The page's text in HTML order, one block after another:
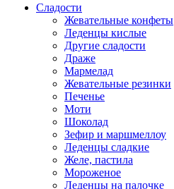
Сладости
Жевательные конфеты
Леденцы кислые
Другие сладости
Драже
Мармелад
Жевательные резинки
Печенье
Моти
Шоколад
Зефир и маршмеллоу
Леденцы сладкие
Желе, пастила
Мороженое
Леденцы на палочке